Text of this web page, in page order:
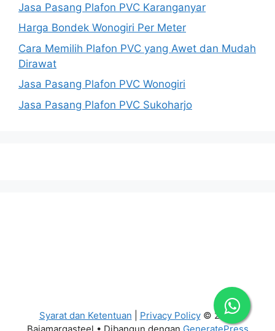
Jasa Pasang Plafon PVC Karanganyar
Harga Bondek Wonogiri Per Meter
Cara Memilih Plafon PVC yang Awet dan Mudah
Dirawat
Jasa Pasang Plafon PVC Wonogiri
Jasa Pasang Plafon PVC Sukoharjo
Syarat dan Ketentuan Privacy Policy© 2026